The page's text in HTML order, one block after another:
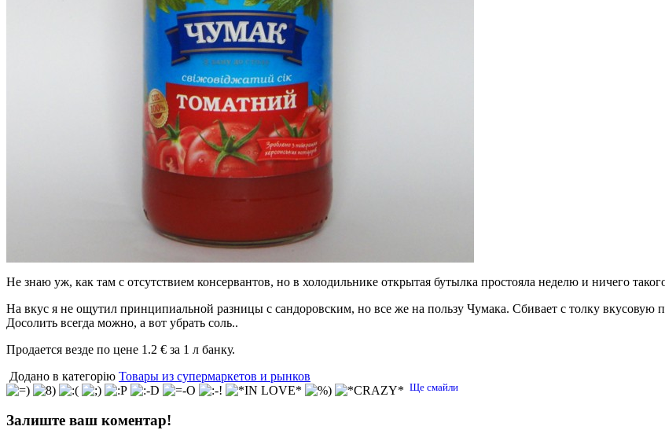
Не знаю уж, как там с отсутствием консервантов, но в холодильнике открытая бутылка простояла неделю и ничего
На вкус я не ощутил принципиальной разницы с сандоровским, но все же на пользу Чумака. Сбивает с толку вкусовую
Досолить всегда можно, а вот убрать соль..
Продается везде по цене 1.2 € за 1 л банку.
Додано в категорію Товары из супермаркетов и рынков
Ще смайли
Залиште ваш коментар!